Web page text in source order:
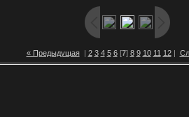
« Предыдущая| 2 3 4 5 6[7] 8 9 10 11 12|